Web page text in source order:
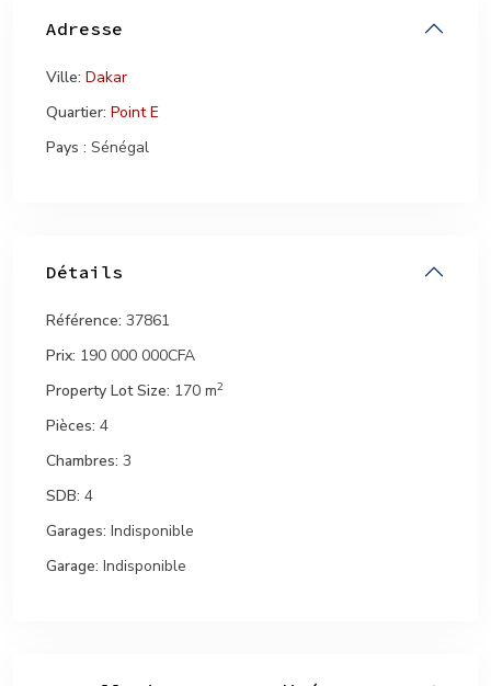
Adresse
Ville: Dakar
Quartier: Point E
Pays : Sénégal
Détails
Référence: 37861
Prix: 190 000 000CFA
Property Lot Size: 170 m2
Pièces: 4
Chambres: 3
SDB: 4
Garages: Indisponible
Garage: Indisponible